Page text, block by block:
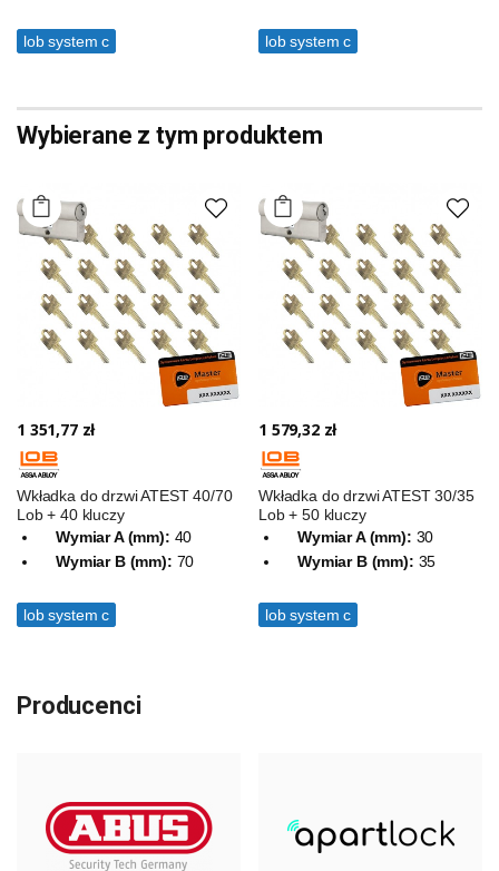
lob system c lob system c
Wybierane z tym produktem
1 351,77 zł
Wkładka do drzwi ATEST 40/70
Lob + 40 kluczy
Wymiar A (mm): 40
Wymiar B (mm): 70
lob system c
1 579,32 zł
Wkładka do drzwi ATEST 30/35
Lob + 50 kluczy
Wymiar A (mm): 30
Wymiar B (mm): 35
lob system c
Producenci